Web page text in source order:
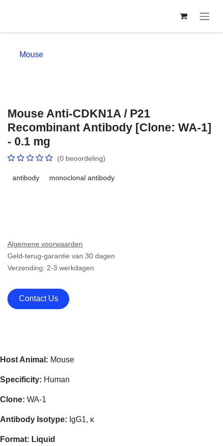
Mouse
Mouse Anti-CDKN1A / P21
Recombinant Antibody [Clone:
WA-1] - 0.1 mg
(0 beoordeling)
antibody monoclonal antibody
Algemene voorwaarden
Geld-terug-garantie van 30 dagen
Verzending: 2-3 werkdagen
Contact Us
Host Animal: Mouse
Specificity: Human
Clone: WA-1
Antibody Isotype:IgG1, κ
Format: Liquid